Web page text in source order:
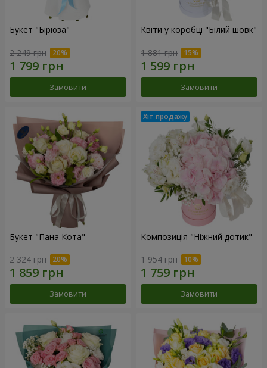
Букет "Бірюза"
2 249 грн
Замовити
Квіти у коробці "Білий шовк"
1 881 грн
Замовити
Букет "Пана Кота"
2 324 грн
Замовити
Композиція "Ніжний дотик"
1 954 грн
Замовити